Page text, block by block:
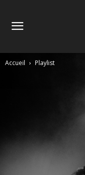
Accueil Playlist